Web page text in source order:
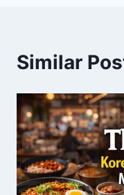
Similar